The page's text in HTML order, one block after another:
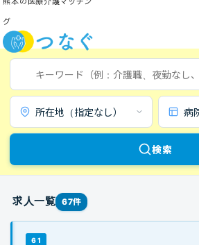
グ
キーワード
所在地 施設形態
検索
求人一覧 67件
61